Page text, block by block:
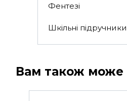
Фентезі
Шкільні підручники
Вам також може